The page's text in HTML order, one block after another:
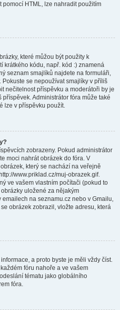
pomocí HTML, lze nahradit použitím
které můžou být použity k
krátkého kódu, např. kód :) znamená
seznam smajlíků najdete na formuláři,
se nepoužívat smajlíky v příliš
nečitelnost příspěvku a moderátoři by je
Administrátor fóra může také
lze v příspěvku použít.
zobrazeny. Pokud administrátor
moci nahrát obrázek do fóra. V
který se nachází na veřejně
www.priklad.cz/muj-obrazek.gif.
ve vašem vlastním počítači (pokud to
uložené za nějakým
na seznamu.cz nebo v Gmailu,
obrázek zobrazil, vložte adresu, která
a proto byste je měli vždy číst.
fóru nahoře a ve vašem
tématu jako globálního
fóra.